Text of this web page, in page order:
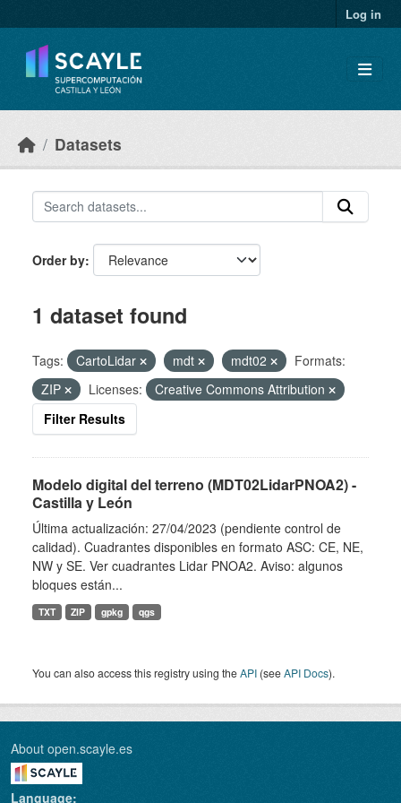
Log in
Datasets
Order by
1 dataset found
Tags: CartoLidar mdt mdt02
Formats:
ZIP
Licenses:
Creative Commons Attribution
Filter Results
Modelo digital del terreno (MDT02LidarPNOA2) -
Castilla y León
Última actualización: 27/04/2023 (pendiente control de
calidad). Cuadrantes disponibles en formato ASC: CE, NE,
NW y SE. Ver cuadrantes Lidar PNOA2. Aviso: algunos
bloques están...
TXT ZIP gpkg qgs
You can also access this registry using theAPI (seeAPI Docs).
About open.scayle.es
Language